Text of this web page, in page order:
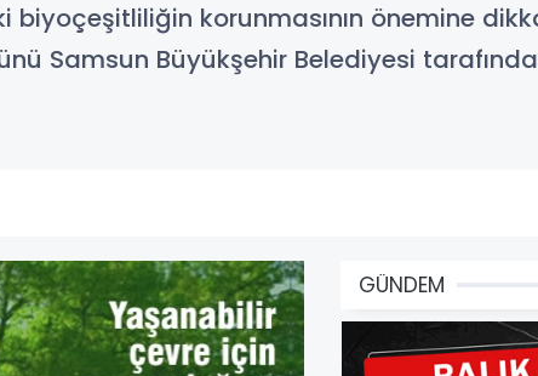
korunmasının önemine
Samsun Büyükşehir Belediyesi
GÜNDEM